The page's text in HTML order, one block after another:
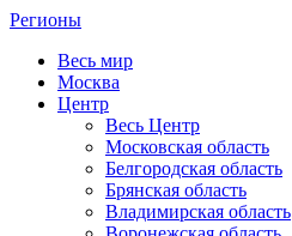
Регионы
Весь мир
Москва
Центр
Весь Центр
Московская область
Белгородская область
Брянская область
Владимирская область